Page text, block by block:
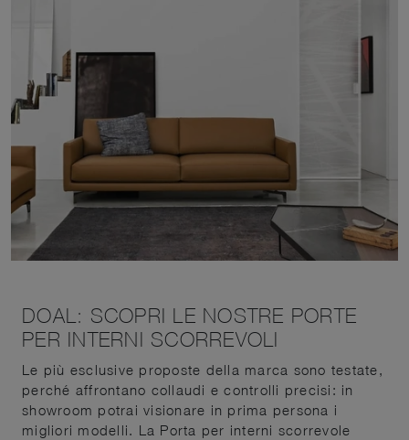
DOAL: SCOPRI LE NOSTRE PORTE
PER INTERNI SCORREVOLI
Le più esclusive proposte della marca sono testate,
perché affrontano collaudi e controlli precisi: in
showroom potrai visionare in prima persona i
migliori modelli. La Porta per interni scorrevole